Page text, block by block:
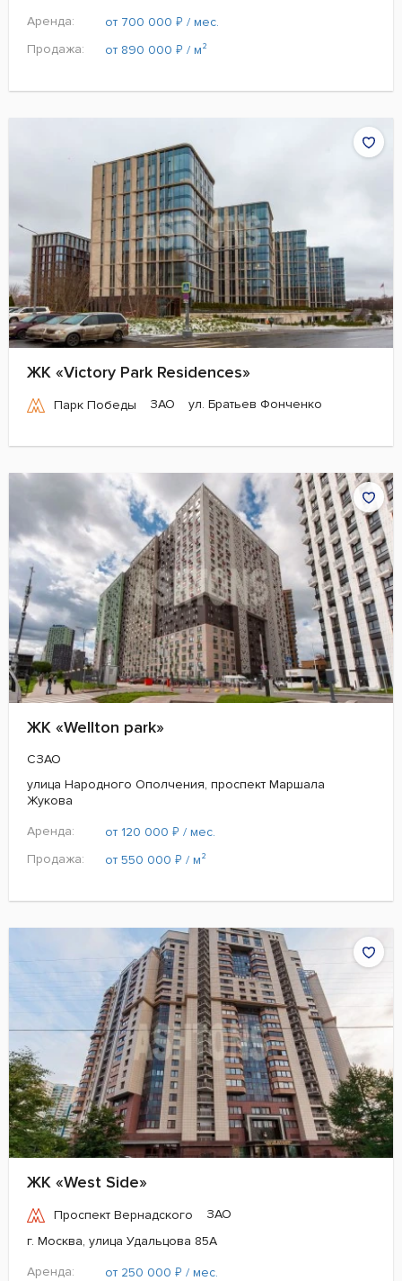
Аренда: от 700 000 ₽ / мес.
Продажа:
от 890 000 ₽ / м²
ЖК «Victory Park Residences»
Парк Победы ЗАО ул. Братьев Фонченко
ЖК «Wellton park»
СЗАО
улица Народного Ополчения, проспект Маршала
Жукова
Аренда:
от 120 000 ₽ / мес.
Продажа:
от 550 000 ₽ / м²
ЖК «West Side»
Проспект Вернадского
ЗАО
г. Москва, улица Удальцова 85А
Аренда:
от 250 000 ₽ / мес.